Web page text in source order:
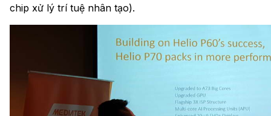
chip xử lý trí tuệ nhân tạo).